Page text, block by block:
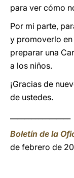
para ver cómo
Por mi parte,
y promoverlo
preparar una
a los niños.
¡Gracias de
de ustedes.
Boletín de la
de febrero de